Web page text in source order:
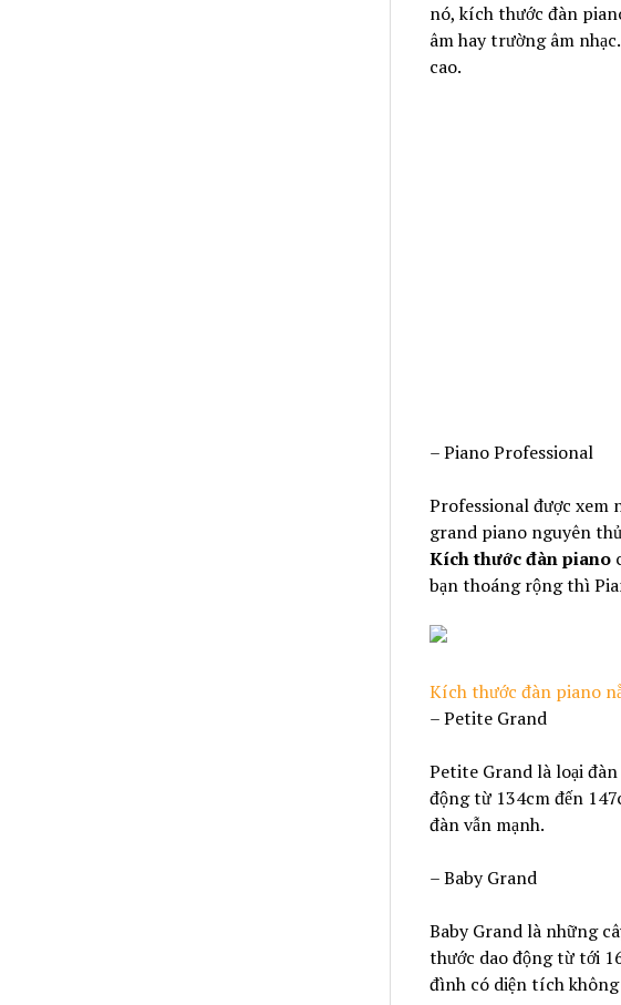
nó, kích thước đàn
âm hay trường âm
cao.
– Piano Professional
Professional được xem
grand piano nguyên
Kích thước đàn piano
bạn thoáng rộng thì
Kích thước đàn piano
– Petite Grand
Petite Grand là loại
động từ 134cm đến
đàn vẫn mạnh.
– Baby Grand
Baby Grand là những
thước dao động từ tới
đình có diện tích